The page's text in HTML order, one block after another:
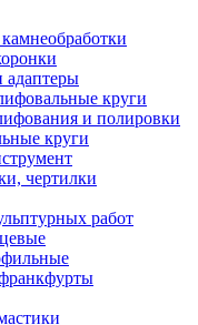
адаптеры
круги
и полировки
круги
чертилки
работ